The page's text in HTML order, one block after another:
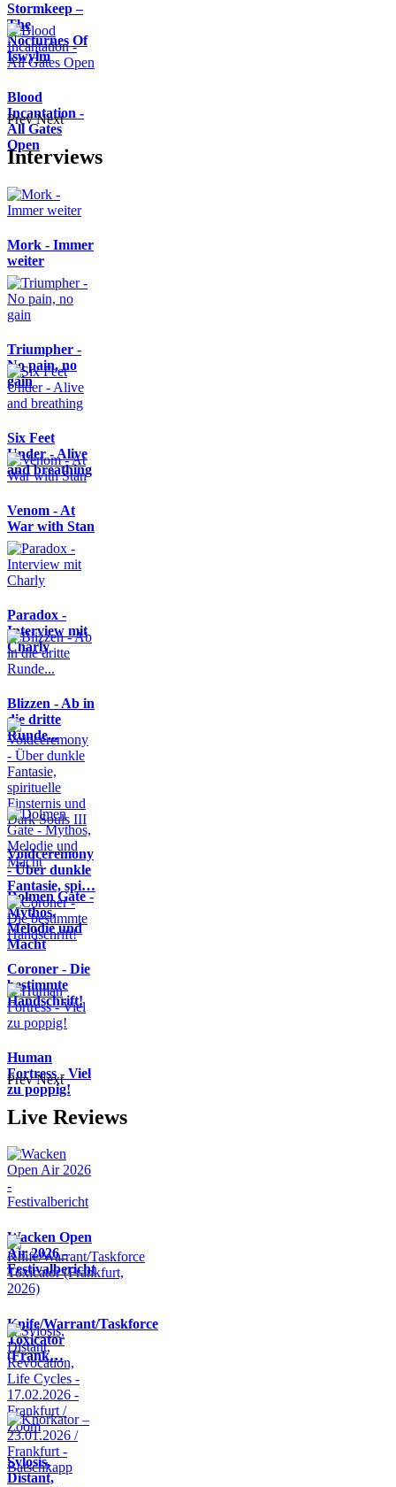
Stormkeep –
The
Nocturnes Of
Iswylm
Blood
Incantation -
All Gates
Open
Prev Next
Interviews
Mork - Immer
weiter
Triumpher -
No pain, no
gain
Six Feet
Under - Alive
and breathing
Venom - At
War with Stan
Paradox -
Interview mit
Charly
Blizzen - Ab in
die dritte
Runde...
Voidceremony
- Über dunkle
Fantasie, spi…
Dolmen Gate -
Mythos,
Melodie und
Macht
Coroner - Die
bestimmte
Handschrift!
Human
Fortress - Viel
zu poppig!
Prev Next
Live Reviews
Wacken Open
Air 2026 -
Festivalbericht
Knife/Warrant/Taskforce
Toxicator
(Frank…
Sylosis,
Distant,